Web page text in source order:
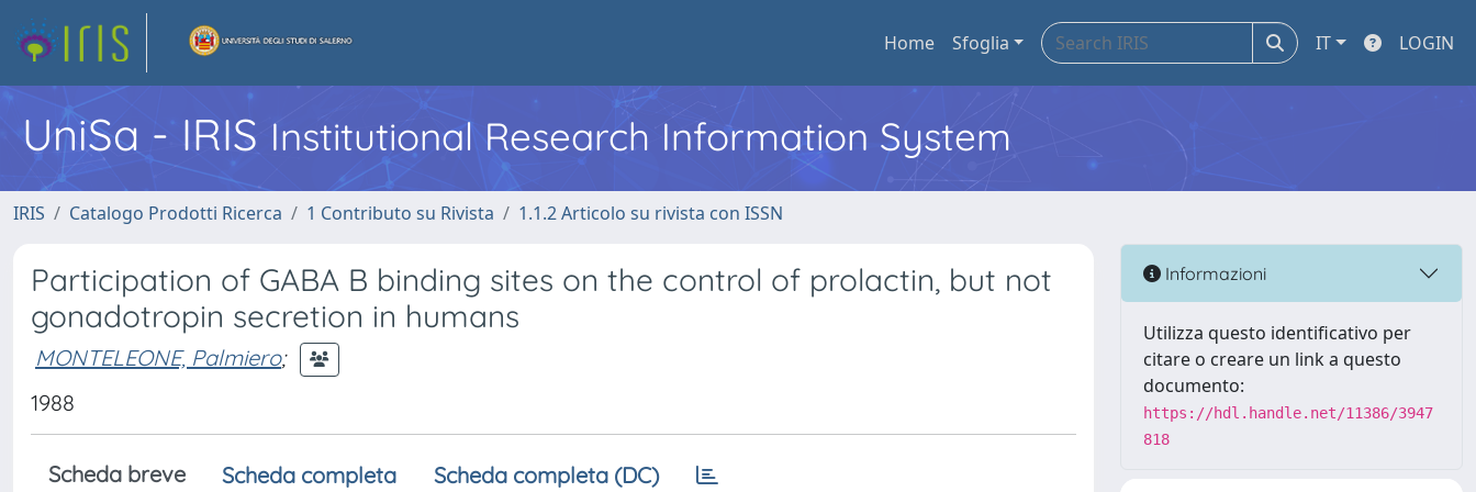
Home Sfoglia IT LOGIN
UniSa - IRIS Institutional Research Information System
IRIS Catalogo Prodotti Ricerca 1 Contributo su Rivista 1.1.2 Articolo su rivista con ISSN
Participation of GABA B binding sites on the control of prolactin, but not
gonadotropin secretion in humans
MONTELEONE, Palmiero;
1988
Scheda breve Scheda completa Scheda completa (DC)
Informazioni
Utilizza questo identificativo per
citare o creare un link a questo
documento:
https://hdl.handle.net/11386/3947
818